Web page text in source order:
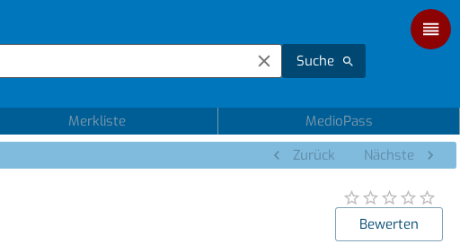
Suche
Merkliste
MedioPass
Zurück Nächste
Bewerten